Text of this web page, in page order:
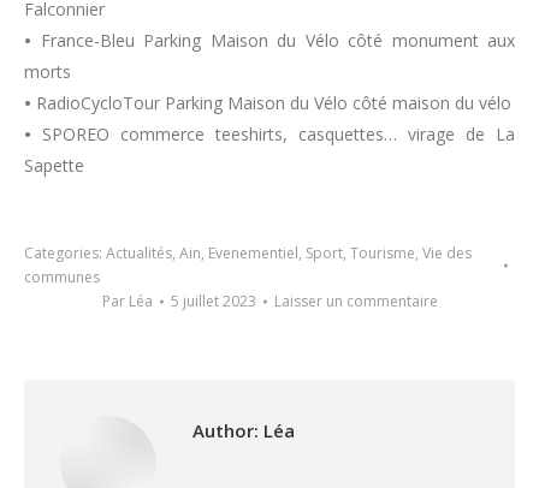
Falconnier
• France-Bleu Parking Maison du Vélo côté monument aux
morts
• RadioCycloTour Parking Maison du Vélo côté maison du vélo
• SPOREO commerce teeshirts, casquettes… virage de La
Sapette
Categories: Actualités, Ain, Evenementiel, Sport, Tourisme, Vie des
communes
Par Léa 5 juillet 2023 Laisser un commentaire
Author: Léa